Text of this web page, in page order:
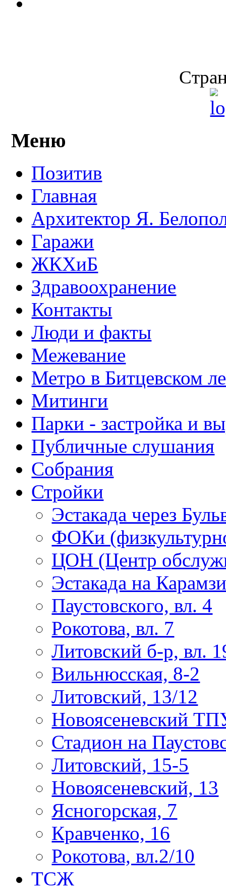
Меню
Позитив
Главная
Архитектор Я.
Гаражи
ЖКХиБ
Здравоохранение
Контакты
Люди и факты
Межевание
Метро в Битцевском
Митинги
Парки - застройка и
Публичные слушания
Собрания
Стройки
Эстакада через
ФОКи
ЦОН (Центр
Эстакада на
Паустовского, вл. 4
Рокотова, вл. 7
Литовский б-р, вл.
Вильнюсская, 8-2
Литовский, 13/12
Новоясеневский
Стадион на
Литовский, 15-5
Новоясеневский, 13
Ясногорская, 7
Кравченко, 16
Рокотова, вл.2/10
ТСЖ